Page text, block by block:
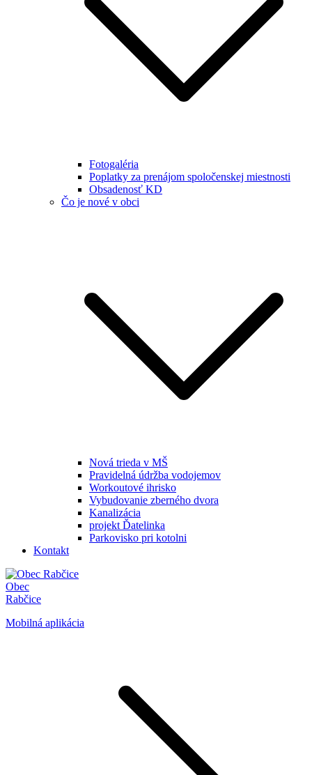
Fotogaléria
Poplatky za prenájom spoločenskej miestnosti
Obsadenosť KD
Čo je nové v obci
Nová trieda v MŠ
Pravidelná údržba vodojemov
Workoutové ihrisko
Vybudovanie zberného dvora
Kanalizácia
projekt Ďatelinka
Parkovisko pri kotolni
Kontakt
Obec
Rabčice
Mobilná aplikácia